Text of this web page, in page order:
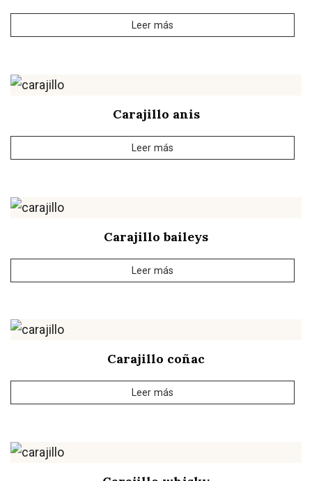
Leer más
Carajillo anis
Leer más
Carajillo baileys
Leer más
Carajillo coñac
Leer más